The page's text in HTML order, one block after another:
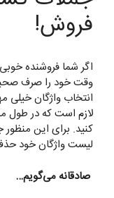
فروش!
اگر شما فروشنده
وقت خود را صرف
انتخاب واژگان خیلی
لازم است که در طول
کنید. برای این
لیست واژگان خود
صادقانه می‌گویم…